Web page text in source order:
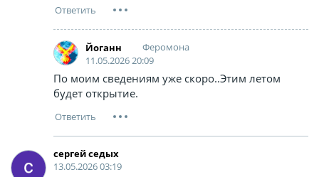
Йоганн
Феромона
11.05.2026 20:09
По моим сведениям уже скоро..Этим летом
будет открытие.
сергей седых
13.05.2026 03:19